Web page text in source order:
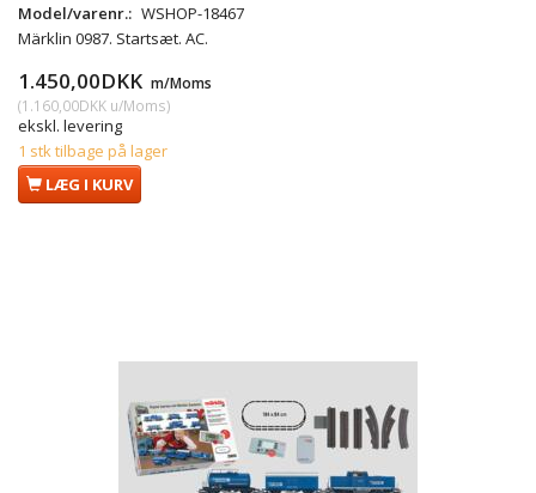
Model/varenr.: WSHOP-18467
Märklin 0987. Startsæt. AC.
1.450,00DKK m/Moms
(1.160,00DKK u/Moms)
ekskl. levering
1 stk tilbage på lager
LÆG I KURV